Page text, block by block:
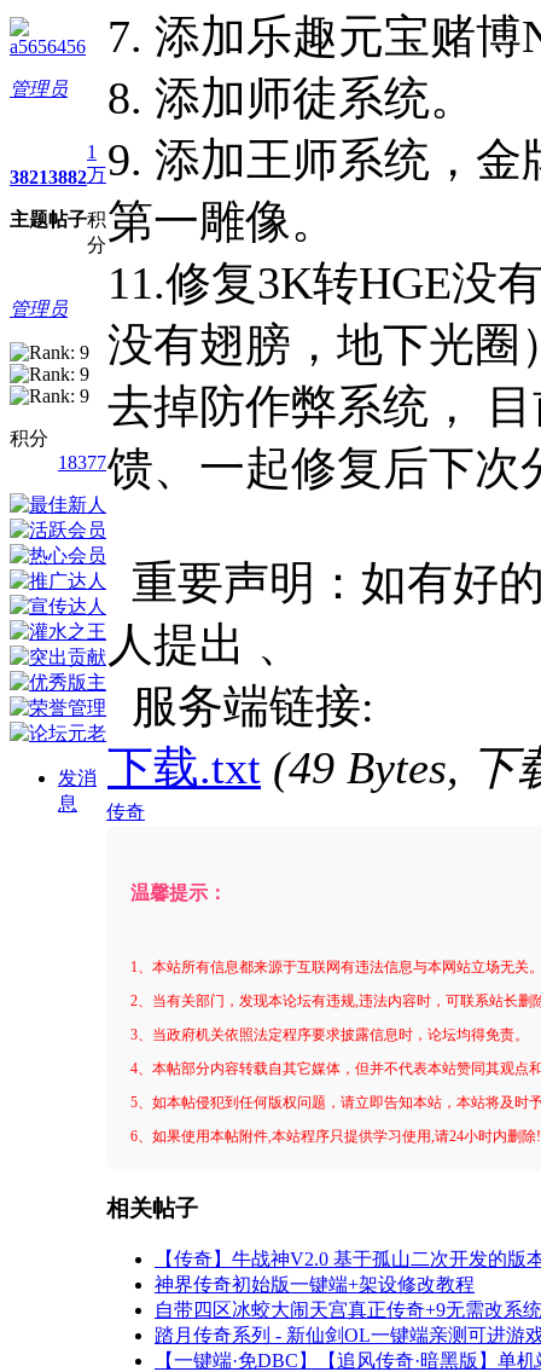
a5656456
管理员
3821
主题
3882
帖子
1
万
积
分
管理员
积分
18377
发消
息
7. 添加乐趣元宝赌博
8. 添加师徒系统。
9. 添加王师系统，金
第一雕像。
11.修复3K转HGE没
没有翅膀，地下光圈
去掉防作弊系统，
馈、一起修复后下次
重要声明：如有好
人提出 、
服务端链接:
下载.txt (49 Bytes,
传奇
温馨提示：
1、本站所有信息都来源于互联网有违法信息与本网站立场无关
2、当有关部门，发现本论坛有违规,违法内容时，可联系站长删
3、当政府机关依照法定程序要求披露信息时，论坛均得免责。
4、本帖部分内容转载自其它媒体，但并不代表本站赞同其观点
5、如本帖侵犯到任何版权问题，请立即告知本站，本站将及时
6、如果使用本帖附件,本站程序只提供学习使用,请24小时内删
相关帖子
【传奇】牛战神V2.0 基于孤山二次开发的版
神界传奇初始版一键端+架设修改教程
自带四区冰蛟大闹天宫真正传奇+9无需改系
踏月传奇系列 - 新仙剑OL一键端亲测可进游
【一键端·免DBC】【追风传奇·暗黑版】单